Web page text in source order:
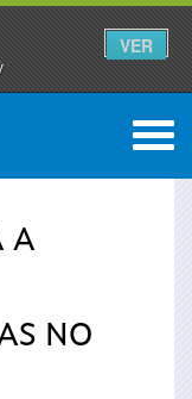
VER
0
A
NO